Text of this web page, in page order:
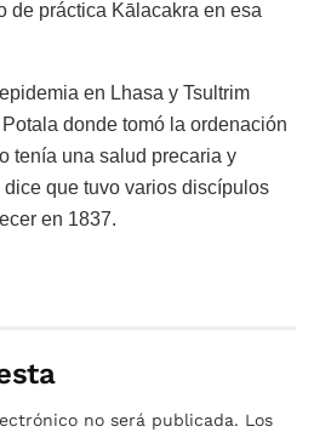
de práctica Kālacakra en esa
en Lhasa y Tsultrim
donde tomó la ordenación
tenía una salud precaria y
que tuvo varios discípulos
en 1837.
no será publicada. Los